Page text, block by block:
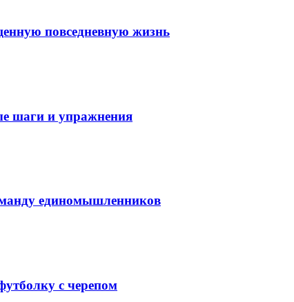
повседневную жизнь
шаги и упражнения
единомышленников
с черепом